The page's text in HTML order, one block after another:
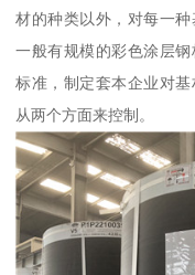
材的种类以外，对每一
一般有规模的彩色涂层
标准，制定套本企业对
从两个方面来控制。